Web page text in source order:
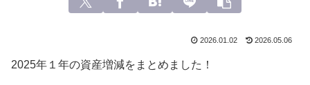
2026.01.02 2026.05.06
2025年１年の資産増減をまとめました！